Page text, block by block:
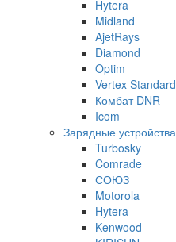
Hytera
Midland
AjetRays
Diamond
Optim
Vertex Standard
Комбат DNR
Icom
Зарядные устройства
Turbosky
Comrade
СОЮЗ
Motorola
Hytera
Kenwood